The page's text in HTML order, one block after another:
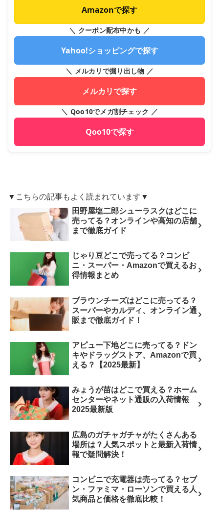
Amazonで探す
＼ クーポン配布中かも ／
Yahoo!ショッピングで探す
＼ メルカリで掘り出し物 ／
メルカリで探す
＼ Qoo10でメガ割チェック ／
Qoo10で探す
▼こちらの記事もよく読まれています▼
田野屋塩二郎シューラスクはどこに
売ってる？オンラインや高知の店舗
まで徹底ガイド
じゃり豆どこで売ってる？コンビ
ニ・スーパー・Amazonで買えるお
得情報まとめ
ブラウンチーズはどこに売ってる？
スーパーやカルディ、オンライン通
販まで徹底ガイド！
アピュー下地どこに売ってる？ドン
キやドラッグストア、Amazonで買
える？【2025最新】
みょうが苗はどこで買える？ホーム
センターやネット通販の入荷情報
2025最新版
広島のガチャガチャがたくさんある
場所は？人気スポットと最新入荷情
報で疑問解決！
コンビニで充電器は売ってる？セブ
ン・ファミマ・ローソンで買える人
気商品と価格を徹底比較！